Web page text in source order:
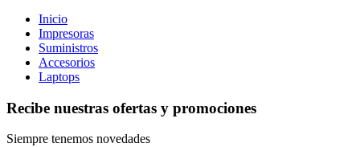
Inicio
Impresoras
Suministros
Accesorios
Laptops
Recibe nuestras ofertas y promociones
Siempre tenemos novedades